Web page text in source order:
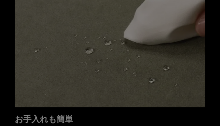
お手入れも簡単